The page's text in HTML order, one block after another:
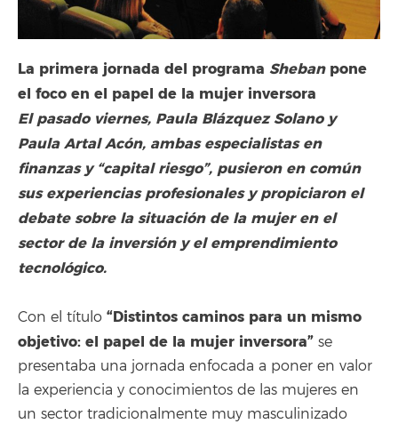
La primera jornada del programa Shebanpone
el foco en el papel de la mujer inversora
El pasado viernes, Paula Blázquez Solano y
Paula Artal Acón, ambas especialistas en
finanzas y “capital riesgo”, pusieron en común
sus experiencias profesionales y propiciaron el
debate sobre la situación de la mujer en el
sector de la inversión y el emprendimiento
tecnológico.
Con el título “Distintos caminos para un mismo
objetivo: el papel de la mujer inversora” se
presentaba una jornada enfocada a poner en valor
la experiencia y conocimientos de las mujeres en
un sector tradicionalmente muy masculinizado